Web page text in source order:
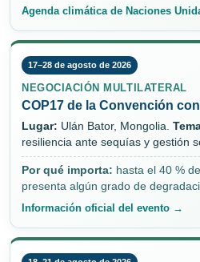
Agenda climática de Naciones
17–28 de agosto de 2026
NEGOCIACIÓN MULTILATERAL
COP17 de la Convención
Lugar: Ulán Bator, Mongolia.
resiliencia ante sequías y gestión
Por qué importa: hasta el 40 %
presenta algún grado de
Información oficial del evento →